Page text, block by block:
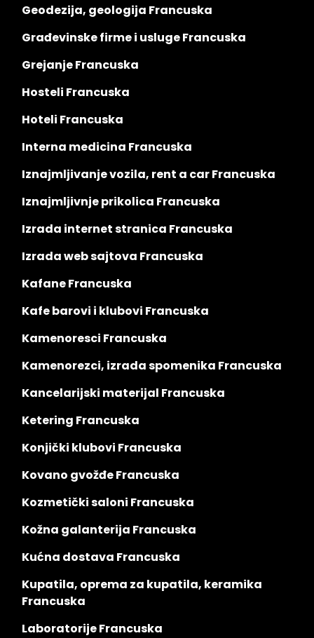
Geodezija, geologija Francuska
Građevinske firme i usluge Francuska
Grejanje Francuska
Hosteli Francuska
Hoteli Francuska
Interna medicina Francuska
Iznajmljivanje vozila, rent a car Francuska
Iznajmljivnje prikolica Francuska
Izrada internet stranica Francuska
Izrada web sajtova Francuska
Kafane Francuska
Kafe barovi i klubovi Francuska
Kamenoresci Francuska
Kamenorezci, izrada spomenika Francuska
Kancelarijski materijal Francuska
Ketering Francuska
Konjički klubovi Francuska
Kovano gvožđe Francuska
Kozmetički saloni Francuska
Kožna galanterija Francuska
Kućna dostava Francuska
Kupatila, oprema za kupatila, keramika
Francuska
Laboratorije Francuska